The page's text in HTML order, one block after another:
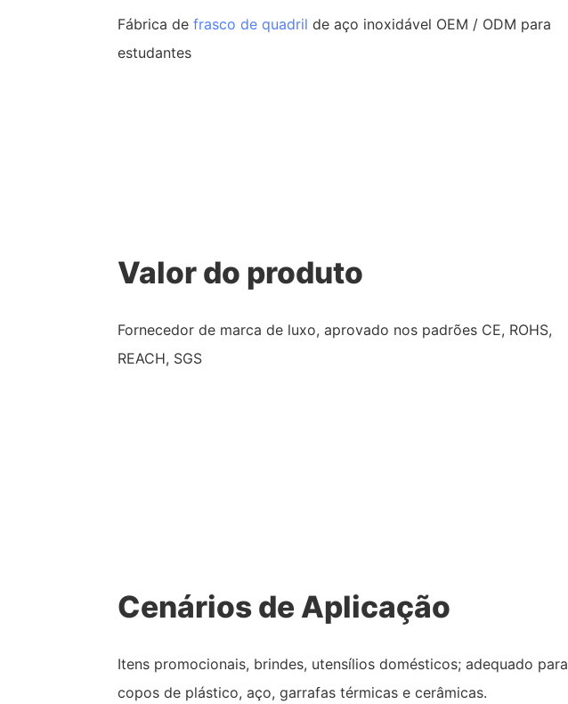
Fábrica de frasco de quadril de aço inoxidável OEM / ODM para
estudantes
Valor do produto
Fornecedor de marca de luxo, aprovado nos padrões CE, ROHS,
REACH, SGS
Cenários de Aplicação
Itens promocionais, brindes, utensílios domésticos; adequado para
copos de plástico, aço, garrafas térmicas e cerâmicas.